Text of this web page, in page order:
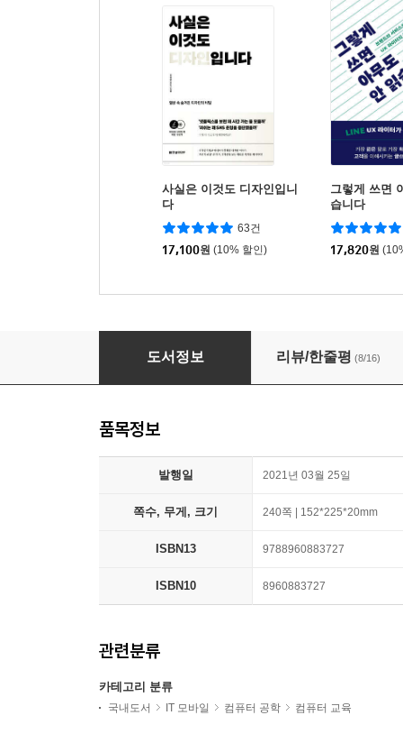
사실은 이것도 디자인입니
다
63건
17,100원 (10% 할인)
그렇게 쓰면
습니다
17,820원
오늘도 개발자가 안 된다고 말했다
도서정보 리뷰/한줄평 (8/16)
품목정보
발행일 2021년 03월 25일
쪽수, 무게, 크기 240쪽 | 152*225*20mm
ISBN13 9788960883727
ISBN10 8960883727
관련분류
카테고리 분류
국내도서 IT 모바일 컴퓨터 공학 컴퓨터 교육